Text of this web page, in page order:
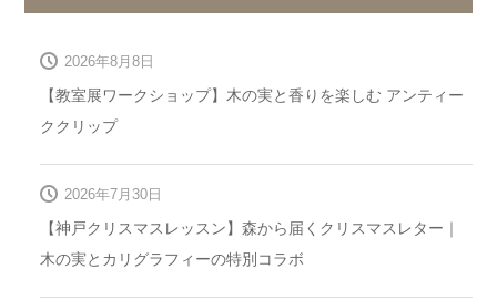
【教室展ワークショップ】木の実と香りを楽しむ アンティー
ククリップ
2026年8月8日
【神戸クリスマスレッスン】森から届くクリスマスレター｜
木の実とカリグラフィーの特別コラボ
2026年7月30日